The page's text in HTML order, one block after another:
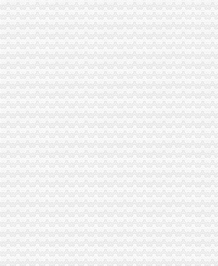
360手游合作平台
增值税专用发票可以重新开吗？_找法网（）
增值税专用发票
什么是增值税专用发票？
住宿业可自行开具增值税专用发票_网易新闻
增值税专用发票
增值税专用发票_互动百科
增值税专用发票的作废及重开,您知道多少？_搜狐财经_搜狐网
增值税专用发票相关问题集锦豆丁网
接受增值税专用发票被查处|增值税|发票|专用_新浪新闻
关于增值税专用发票
增值税专用发票_会计审计第一门户-中国会计视野